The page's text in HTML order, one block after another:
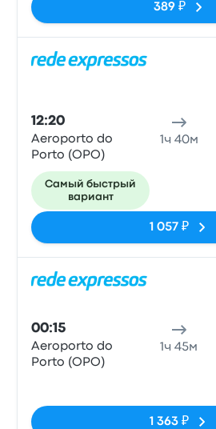
389 ₽
12:20
Aeroporto do
Porto (OPO)
1ч 40м
Самый быстрый
вариант
1 057 ₽
00:15
Aeroporto do
Porto (OPO)
1ч 45м
1 363 ₽